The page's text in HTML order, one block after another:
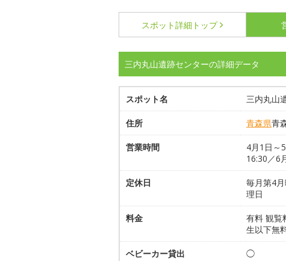
スポット詳細 トップ
三内丸山遺跡センターの詳細データ
スポット名 三内丸山
住所 青森県青
営業時間
4月1日～
16:30／6
定休日
毎月第4
理日
料金
有料 観覧
生以下無
ベビーカー貸出 ◯